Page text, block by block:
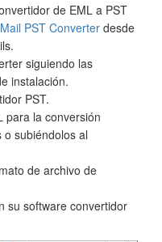
de EML a PST
PST Converter desde
siguiendo las
instalación.
PST.
para la conversión
subiéndolos al
de archivo de
su software convertidor